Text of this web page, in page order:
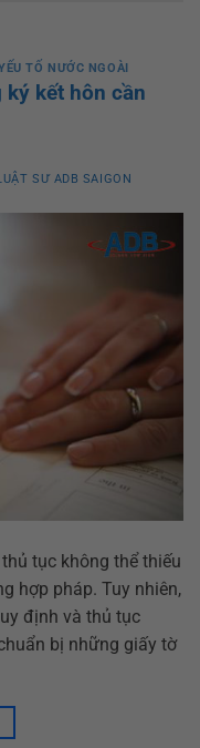
TỐ NƯỚC NGOÀI
kết hôn cần
SƯ ADB SAIGON
tục không thể thiếu
hợp pháp. Tuy nhiên,
định và thủ tục
bị những giấy tờ